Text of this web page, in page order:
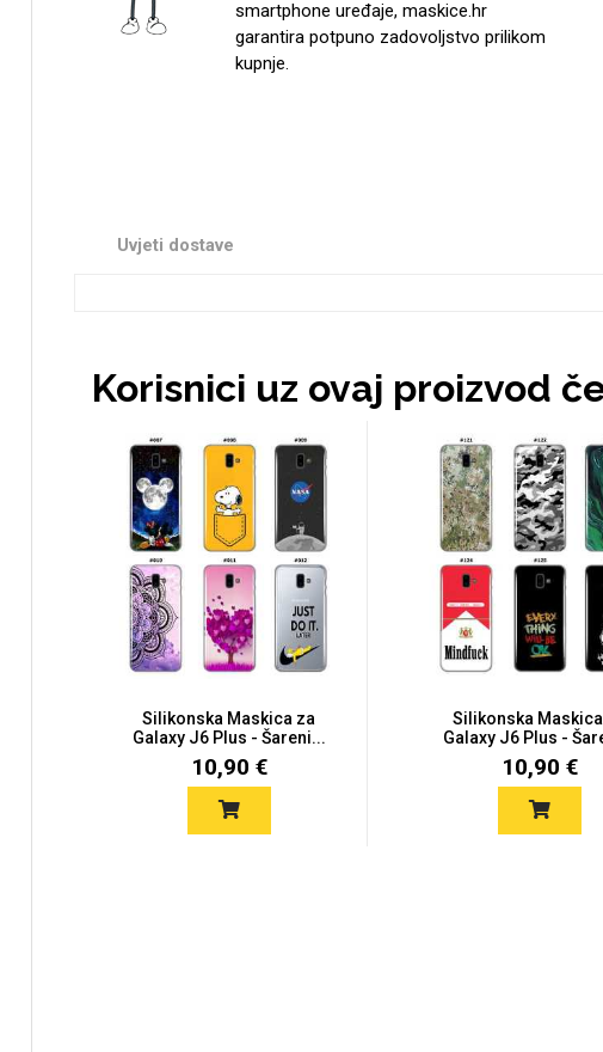
smartphone uređaje, maskice.hr
garantira potpuno zadovoljstvo prilikom
kupnje.
Uvjeti dostave
Korisnici uz ovaj proizvod
Silikonska Maskica za
Galaxy J6 Plus - Šareni...
10,90 €
Silikonska
Galaxy J6 Plus -
10,90 €
Valentinovo